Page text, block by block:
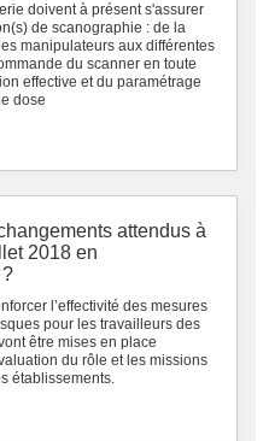
doivent à présent s'assurer
de scanographie : de la
manipulateurs aux différentes
du scanner en toute
effective et du paramétrage
dose
attendus à
2018 en
l’effectivité des mesures
pour les travailleurs des
être mises en place
du rôle et les missions
établissements.